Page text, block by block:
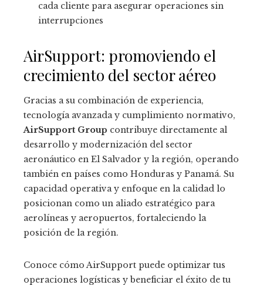
cada cliente para asegurar operaciones sin
interrupciones
AirSupport: promoviendo el
crecimiento del sector aéreo
Gracias a su combinación de experiencia,
tecnología avanzada y cumplimiento normativo,
AirSupport Group contribuye directamente al
desarrollo y modernización del sector
aeronáutico en El Salvador y la región, operando
también en países como Honduras y Panamá. Su
capacidad operativa y enfoque en la calidad lo
posicionan como un aliado estratégico para
aerolíneas y aeropuertos, fortaleciendo la
posición de la región.
Conoce cómo AirSupport puede optimizar tus
operaciones logísticas y beneficiar el éxito de tu